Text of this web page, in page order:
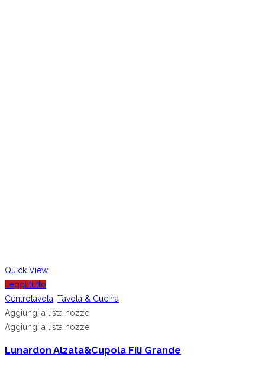
Quick View
Leggi tutto
Centrotavola Tavola & Cucina
Aggiungi a lista nozze
Aggiungi a lista nozze
Lunardon Alzata&Cupola Fili Grande